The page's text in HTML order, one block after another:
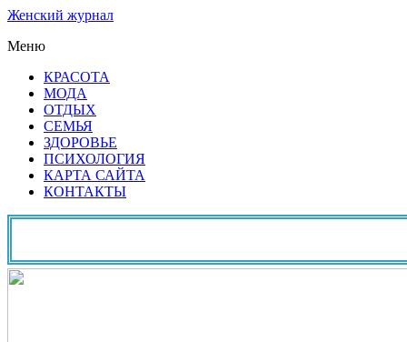
Женский журнал
Меню
КРАСОТА
МОДА
ОТДЫХ
СЕМЬЯ
ЗДОРОВЬЕ
ПСИХОЛОГИЯ
КАРТА САЙТА
КОНТАКТЫ